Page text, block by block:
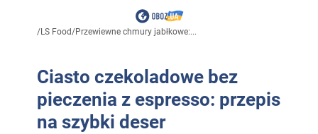
/LS Food/Przewiewne chmury jabłkowe:...
Ciasto czekoladowe bez
pieczenia z espresso: przepis
na szybki deser